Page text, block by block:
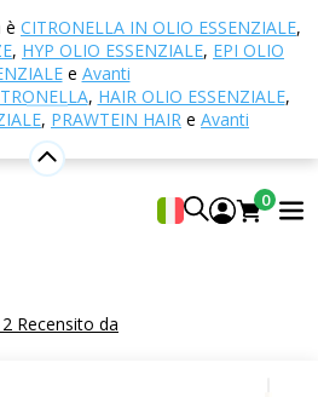
è CITRONELLA IN OLIO ESSENZIALE,
, HYP OLIO ESSENZIALE, EPI OLIO
e Avanti
, HAIR OLIO ESSENZIALE,
, PRAWTEIN HAIR e Avanti
0
naturali
contro le rughe -
BIO
contro le
Revive Night Ritual
Recensito da